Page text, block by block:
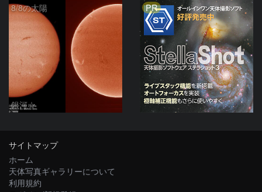
8/8の太陽
銀河☆
PR
サイトマップ
ホーム
天体写真ギャラリーについて
利用規約